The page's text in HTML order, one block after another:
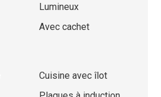
Lumineux
Avec cachet
Cuisine avec îlot